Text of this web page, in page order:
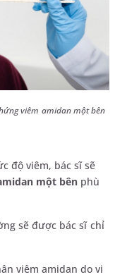
viêm amidan một bên
độ viêm, bác sĩ sẽ
một bên phù
sẽ được bác sĩ chỉ
viêm amidan do vi